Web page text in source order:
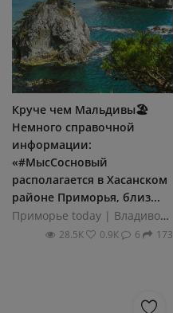
Круче чем Мальдивы🏖️
Немного справочной
информации:
«#МысСосновый
располагается в Хасанском
районе Приморья, близ...
Приморье today | Владивосток
28.5К 0.9К 6 173